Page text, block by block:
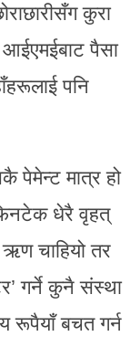
कुरा
पैसा
पनि
पेमेन्ट मात्र हो
धेरै वृहत्
चाहियो तर
गर्ने कुनै संस्था
रूपैयाँ बचत गर्न